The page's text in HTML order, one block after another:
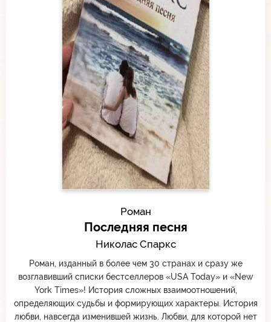
Роман
Последняя песня
Николас Спаркс
Роман, изданный в более чем 30 странах и сразу же
возглавивший списки бестселлеров «USA Today» и «New
York Times»! История сложных взаимоотношений,
определяющих судьбы и формирующих характеры. История
любви, навсегда изменившей жизнь. Любви, для которой нет